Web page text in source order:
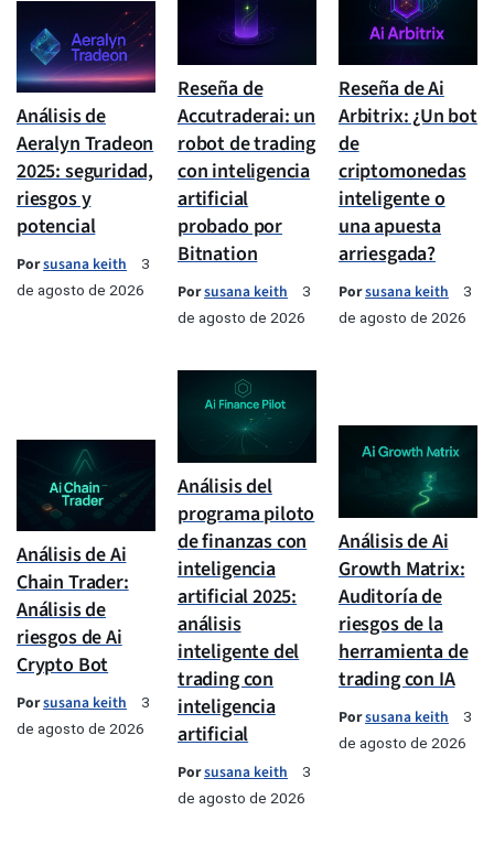
Análisis de
Aeralyn Tradeon
2025: seguridad,
riesgos y
potencial
Porsusana keith
3
de agosto de 2026
Reseña de
Accutraderai: un
robot de trading
con inteligencia
artificial
probado por
Bitnation
Porsusana keith
3
de agosto de 2026
Reseña de Ai
Arbitrix: ¿Un bot
de
criptomonedas
inteligente o
una apuesta
arriesgada?
Porsusana keith
3
de agosto de 2026
Análisis de Ai
Chain Trader:
Análisis de
riesgos de Ai
Crypto Bot
Porsusana keith
3
de agosto de 2026
Análisis del
programa piloto
de finanzas con
inteligencia
artificial 2025:
análisis
inteligente del
trading con
inteligencia
artificial
Porsusana keith
3
de agosto de 2026
Análisis de Ai
Growth Matrix:
Auditoría de
riesgos de la
herramienta de
trading con IA
Porsusana keith
3
de agosto de 2026